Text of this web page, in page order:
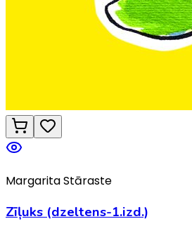
Margarita Stāraste
Zīļuks (dzeltens-1.izd.)